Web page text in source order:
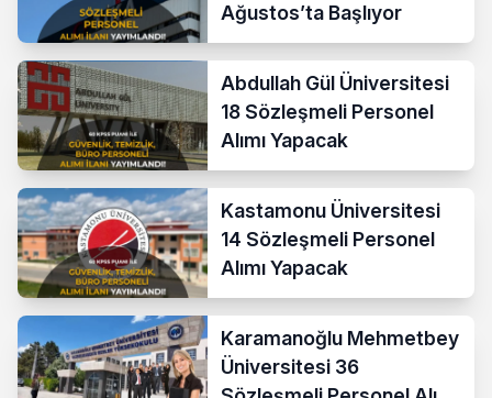
Ağustos’ta Başlıyor
Abdullah Gül Üniversitesi
18 Sözleşmeli Personel
Alımı Yapacak
Kastamonu Üniversitesi
14 Sözleşmeli Personel
Alımı Yapacak
Karamanoğlu Mehmetbey
Üniversitesi 36